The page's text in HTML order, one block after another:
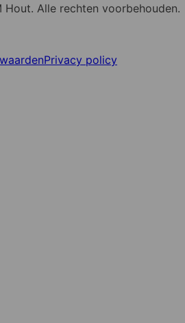
Alle rechten voorbehouden.
Privacy policy